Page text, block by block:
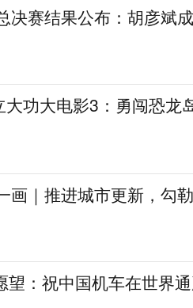
决赛结果公布：胡彦斌
功大电影3：勇闯恐龙
画｜推进城市更新，勾
：祝中国机车在世界通